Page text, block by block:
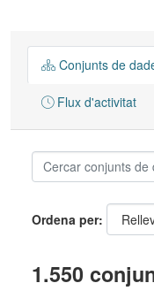
Conjunts de
Flux d'activitat
Ordena per
1.550